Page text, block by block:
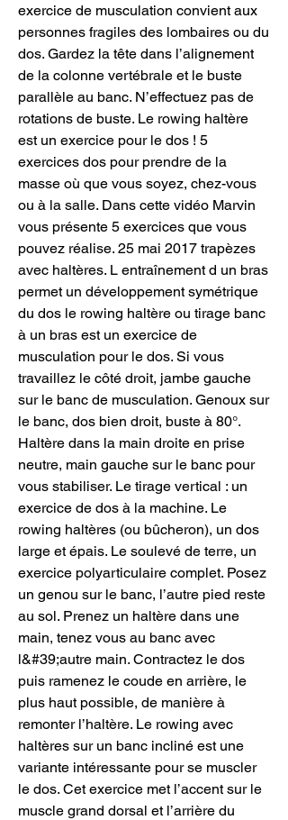
exercice de musculation convient aux
personnes fragiles des lombaires ou du
dos. Gardez la tête dans l’alignement
de la colonne vertébrale et le buste
parallèle au banc. N’effectuez pas de
rotations de buste. Le rowing haltère
est un exercice pour le dos ! 5
exercices dos pour prendre de la
masse où que vous soyez, chez-vous
ou à la salle. Dans cette vidéo Marvin
vous présente 5 exercices que vous
pouvez réalise. 25 mai 2017 trapèzes
avec haltères. L entraînement d un bras
permet un développement symétrique
du dos le rowing haltère ou tirage banc
à un bras est un exercice de
musculation pour le dos. Si vous
travaillez le côté droit, jambe gauche
sur le banc de musculation. Genoux sur
le banc, dos bien droit, buste à 80°.
Haltère dans la main droite en prise
neutre, main gauche sur le banc pour
vous stabiliser. Le tirage vertical : un
exercice de dos à la machine. Le
rowing haltères (ou bûcheron), un dos
large et épais. Le soulevé de terre, un
exercice polyarticulaire complet. Posez
un genou sur le banc, l’autre pied reste
au sol. Prenez un haltère dans une
main, tenez vous au banc avec
l&#39;autre main. Contractez le dos
puis ramenez le coude en arrière, le
plus haut possible, de manière à
remonter l’haltère. Le rowing avec
haltères sur un banc incliné est une
variante intéressante pour se muscler
le dos. Cet exercice met l’accent sur le
muscle grand dorsal et l’arrière du